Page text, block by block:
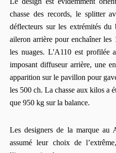
chasse des records, le splitter
déflecteurs sur les extrémités
aileron arrière pour enchaîner les
les nuages. L'A110 est profilée
imposant diffuseur arrière, une
apparition sur le pavillon pour
les 500 ch. La chasse aux kilos a
que 950 kg sur la balance.
Les designers de la marque au
assumé leur choix de